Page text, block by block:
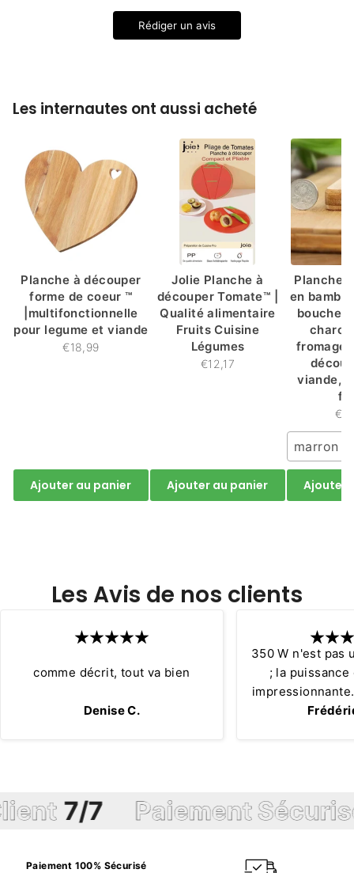
Rédiger un avis
Les internautes ont aussi acheté
Planche à découper
forme de coeur ™
|multifonctionnelle
pour legume et viande
€18,99
Ajouter au panier
Jolie Planche à
découper Tomate™ |
Qualité alimentaire
Fruits Cuisine
Légumes
€12,17
Ajouter au panier
Planche
en
boucher,
fromage,
viande,
marron /
Ajouter
Les Avis de nos clients
Denise C.
comme décrit, tout va bien
350 W n'est pas
; la
sans fil de
fait de verre.
ingrédients
7/7 Paiement Sécurisé
Paiement 100% Sécurisé